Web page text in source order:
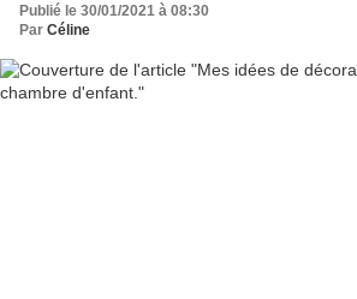
Publié le 30/01/2021 à 08:30
Par Céline